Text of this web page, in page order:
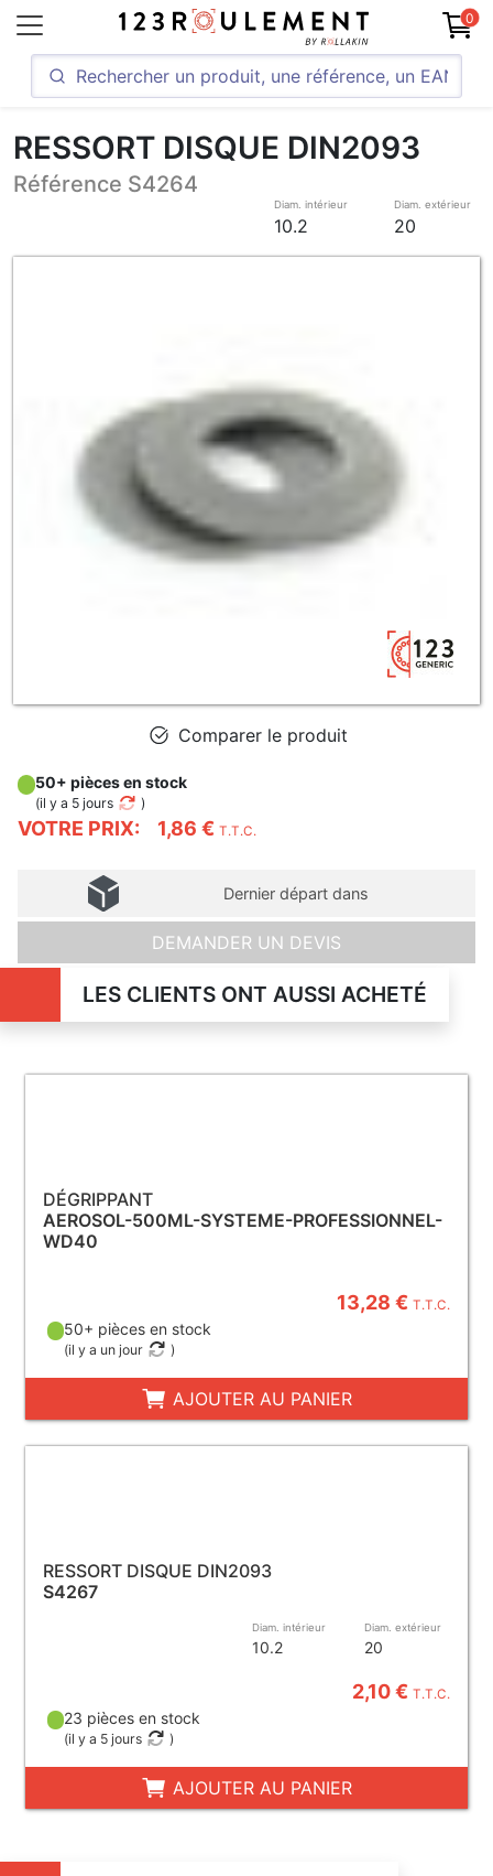
0
RESSORT DISQUE DIN2093
Référence S4264
Diam. intérieur
10.2
Diam. extérieur
20
Comparer le produit
VOTRE PRIX: 1,86 € T.T.C.
50+ pièces en stock
(il y a 5 jours )
Dernier départ dans
DEMANDER UN DEVIS
LES CLIENTS ONT AUSSI ACHETÉ
DÉGRIPPANT
AEROSOL-500ML-SYSTEME-PROFESSIONNEL-
WD40
13,28 €T.T.C.
50+ pièces en stock
(il y a un jour )
AJOUTER AU PANIER
RESSORT DISQUE DIN2093
S4267
Diam. intérieur
10.2
Diam. extérieur
20
2,10 €T.T.C.
23 pièces en stock
(il y a 5 jours )
AJOUTER AU PANIER